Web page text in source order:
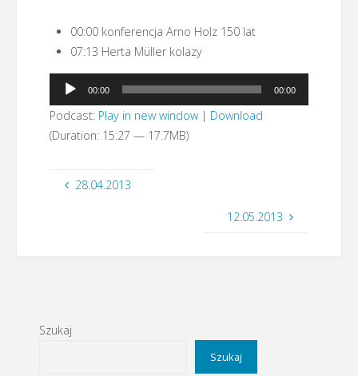
00:00 konferencja Arno Holz 150 lat
07:13 Herta Müller kolazy
Odtwarzacz
plików
dźwiękowych
00:00 00:00
Podcast: Play in new window| Download
(Duration: 15:27 — 17.7MB)
28.04.2013
12.05.2013
Szukaj
Szukaj